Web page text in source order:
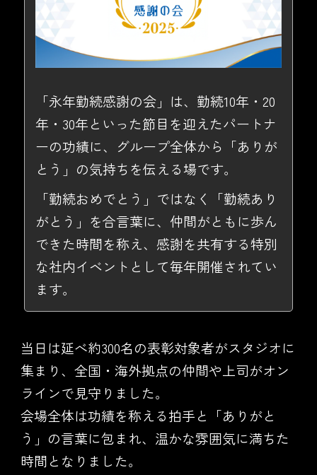
「永年勤続感謝の会」は、勤続10年・20
年・30年といった節目を迎えたパートナ
ーの功績に、グループ全体から「ありが
とう」の気持ちを伝える場です。
「勤続おめでとう」ではなく「勤続あり
がとう」を合言葉に、仲間がともに歩ん
できた時間を称え、感謝を共有する特別
な社内イベントとして毎年開催されてい
ます。
当日は延べ約300名の表彰対象者がスタジオに
集まり、全国・海外拠点の仲間や上司がオン
ラインで見守りました。
会場全体は功績を称える拍手と「ありがと
う」の言葉に包まれ、温かな雰囲気に満ちた
時間となりました。